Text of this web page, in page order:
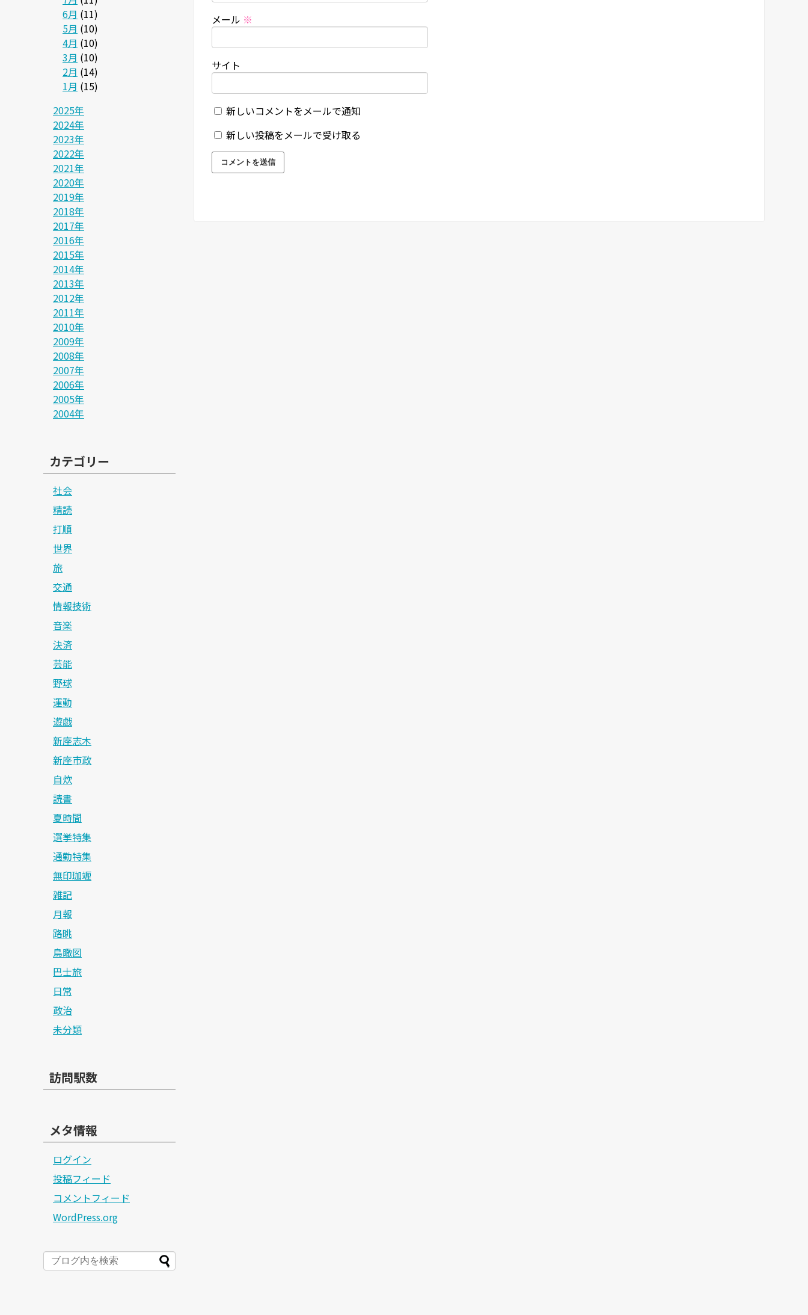
メール ※
サイト
新しいコメントをメールで通知
新しい投稿をメールで受け取る
6月 (11)
5月 (10)
4月 (10)
3月 (10)
2月 (14)
1月 (15)
2025年
2024年
2023年
2022年
2021年
2020年
2019年
2018年
2017年
2016年
2015年
2014年
2013年
2012年
2011年
2010年
2009年
2008年
2007年
2006年
2005年
2004年
カテゴリー
社会
精読
打順
世界
旅
交通
情報技術
音楽
決済
芸能
野球
運動
遊戯
新座志木
新座市政
自炊
読書
夏時間
選挙特集
通勤特集
無印珈竰
雑記
月報
路眺
鳥瞰図
巴士旅
日常
政治
未分類
訪問駅数
メタ情報
ログイン
投稿フィード
コメントフィード
WordPress.org